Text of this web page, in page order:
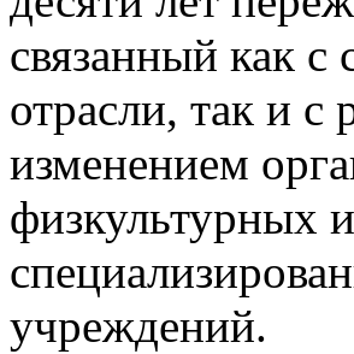
связанный как
отрасли, так и с
изменением
физкультурных
учреждений.